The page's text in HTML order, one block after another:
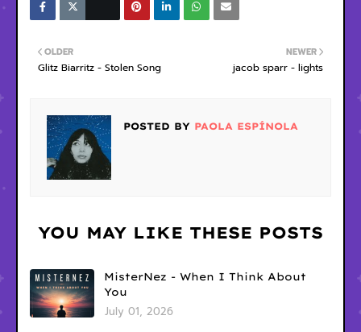
NEWER
jacob sparr - lights
OLDER
Glitz Biarritz - Stolen Song
POSTED BY PAOLA ESPÍNOLA
YOU MAY LIKE THESE POSTS
MisterNez - When I Think About
You
July 01, 2026